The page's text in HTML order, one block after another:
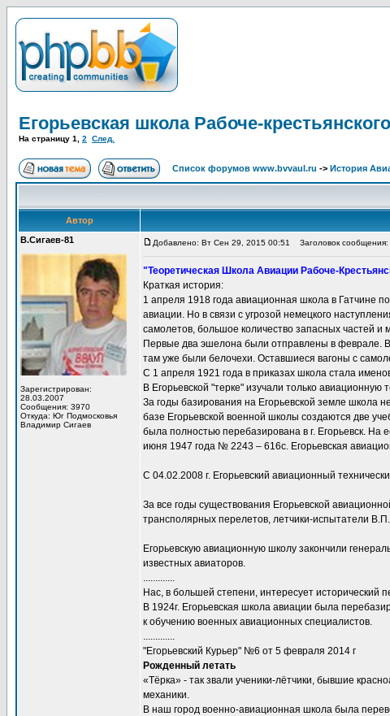
Егорьевская школа Рабоче-
На страницу 1 2 След.
Список форумов www.bvvaul.ru -> История
Автор
В.Сигаев-81
Зарегистрирован:
28.03.2007
Сообщения: 3970
Откуда: Юг Подмосковья
Владимир Сигаев
Добавлено: Вт Сен 29, 2015 00:51 Заголовок сообщения:
"Теоретическая Школа Авиации Рабоче-
Краткая история:
1 апреля 1918 года авиационная школа в Гатчине
авиации. Но в связи с угрозой немецкого
самолетов, большое количество запасных частей
Первые два эшелона были отправлены в феврале.
там уже были белочехи. Оставшиеся вагоны с
С 1 апреля 1921 года в приказах школа стала
В Егорьевской "терке" изучали только
За годы базирования на Егорьевской земле школа
базе Егорьевской военной школы создаются две
была полностью перебазирована в г. Егорьевск.
июня 1947 года № 2243 – 616с. Егорьевская
С 04.02.2008 г. Егорьевский авиационный
За все годы существования Егорьевской
трансполярных перелетов, летчики-испытатели
Егорьевскую авиационную школу закончили
известных авиаторов.
.............
Нас, в большей степени, интересует исторический
В 1924г. Егорьевская школа авиации была
к обучению военных авиационных специалистов.
.............
"Егорьевский Курьер" №6 от 5 февраля 2014 г
Рожденный летать
«Тёрка» - так звали ученики-лётчики, бывшие
механики.
В наш город военно-авиационная школа была